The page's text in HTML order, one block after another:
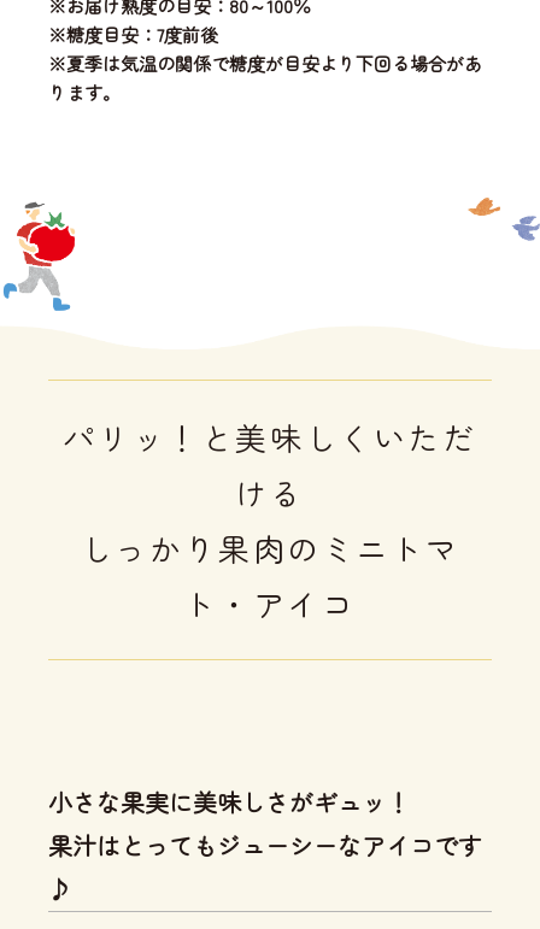
※お届け熟度の目安：80～100％
※糖度目安：7度前後
※夏季は気温の関係で糖度が目安より下回る場合があ
ります。
パリッ！と美味しくいただ
ける
しっかり果肉のミニトマ
ト・アイコ
小さな果実に美味しさがギュッ！
果汁はとってもジューシーなアイコです
♪